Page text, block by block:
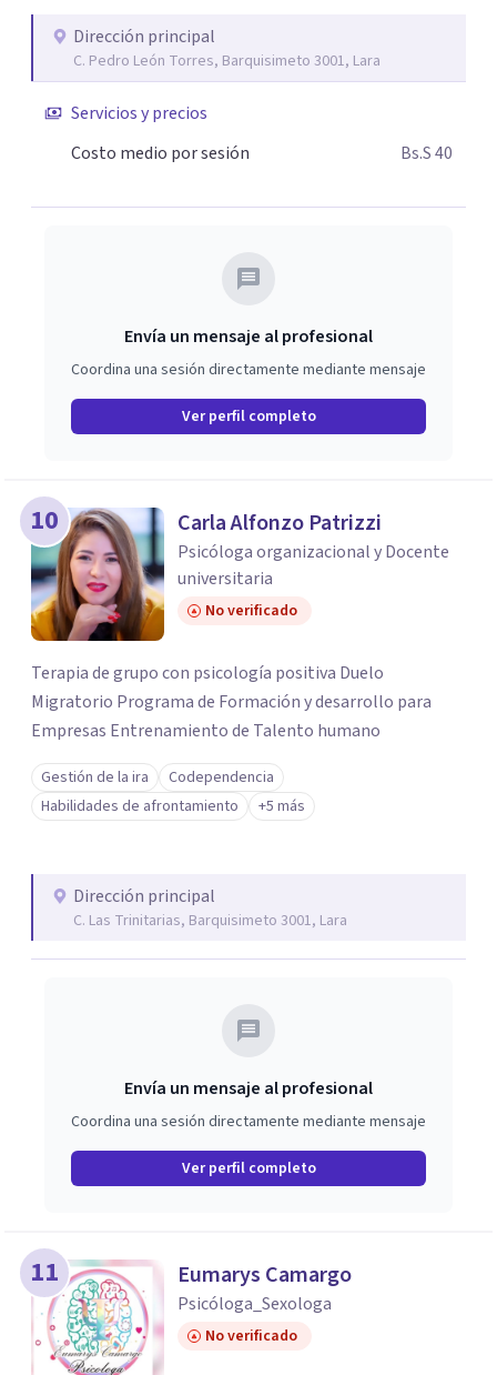
tomar decisiones más conscientes y amorosas contigo.
Dirección principal
C. Pedro León Torres, Barquisimeto 3001, Lara
Servicios y precios
Costo medio por sesión
Bs.S 40
Envía un mensaje al profesional
Coordina una sesión directamente mediante mensaje
Ver perfil completo
10 Carla Alfonzo Patrizzi
Psicóloga organizacional y Docente
universitaria
No verificado
Terapia de grupo con psicología positiva Duelo
Migratorio Programa de Formación y desarrollo para
Empresas Entrenamiento de Talento humano
Gestión de la ira
Codependencia
Habilidades de afrontamiento
+5 más
Dirección principal
C. Las Trinitarias, Barquisimeto 3001, Lara
Envía un mensaje al profesional
Coordina una sesión directamente mediante mensaje
Ver perfil completo
11 Eumarys Camargo
Psicóloga_Sexologa
No verificado